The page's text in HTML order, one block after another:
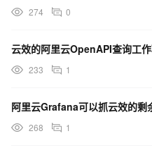
274 0
233 1
阿里云Grafana可以抓云效的剩
268 1